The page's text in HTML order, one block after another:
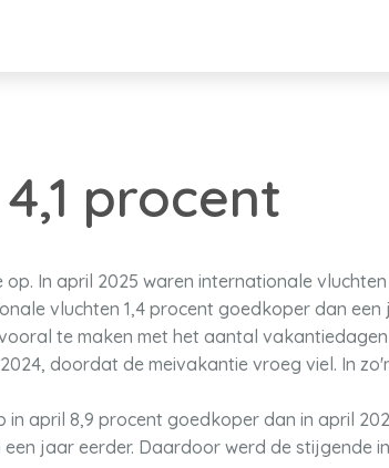
procent
In april 2025 waren internationale
vluchten 1,4 procent goedkoper dan een
te maken met het aantal
doordat de meivakantie vroeg viel. In
april 8,9 procent goedkoper dan in april
jaar eerder. Daardoor werd de stijgende